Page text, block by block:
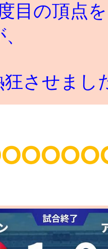
目の頂点
狂させまし